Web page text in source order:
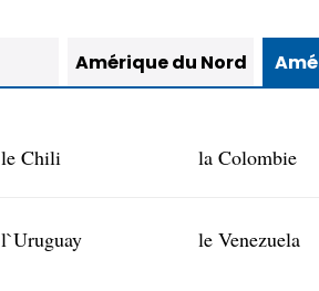
Amérique du Nord
le Chili la Colombie
l`Uruguay le Venezuela